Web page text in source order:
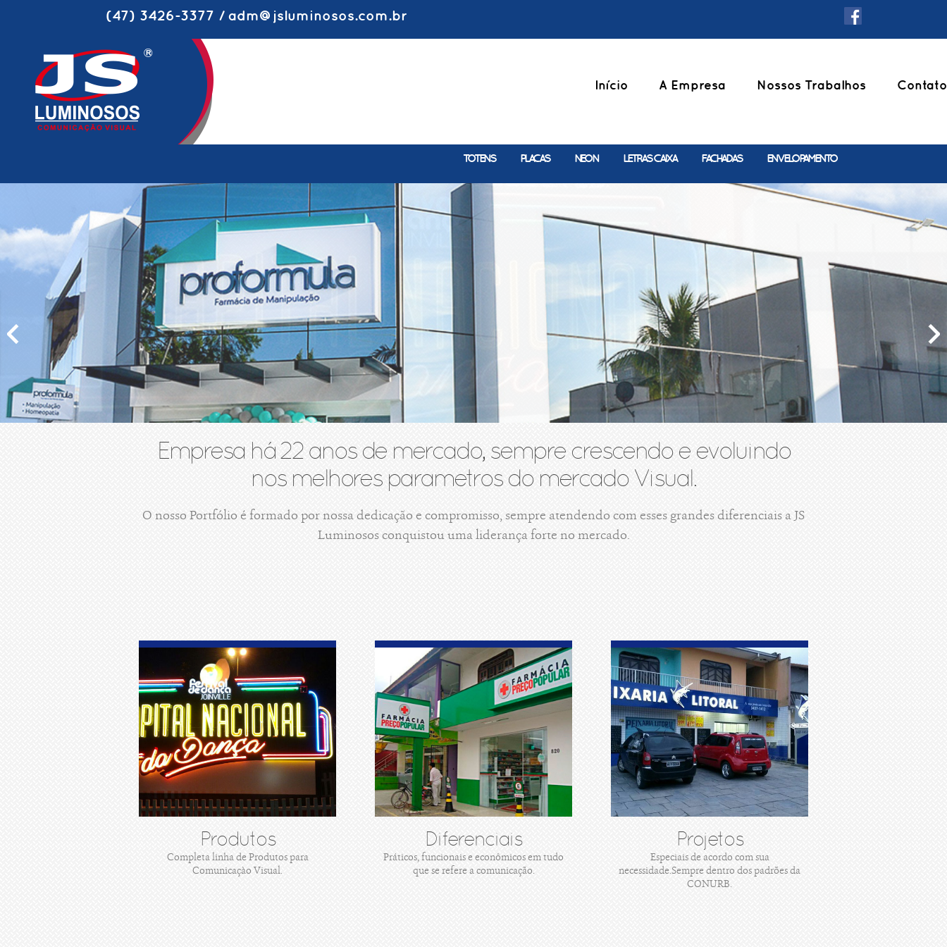
(47) 3426-3377 / adm@jsluminosos.com.br
Início A Empresa Nossos Trabalhos Contato
ENVELOPAMENTO
FACHADAS
LETRAS CAIXA
NEON
PLACAS
TOTENS
Empresa há 22 anos de mercado, sempre crescendo e evoluindo
nos melhores parametros do mercado Visual.
O nosso Portfólio é formado por nossa dedicação e compromisso, sempre atendendo com esses grandes diferenciais a JS
Luminosos conquistou uma liderança forte no mercado.
Produtos
Completa linha de Produtos para
Comunicaçào Visual.
Diferenciais
Práticos, funcionais e econômicos em tudo
que se refere a comunicação.
Projetos
Especiais de acordo com sua
necessidade.Sempre dentro dos padrões da
CONURB.